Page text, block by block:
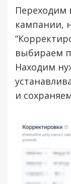
Переходим
кампании,
выбираем
Находим
и